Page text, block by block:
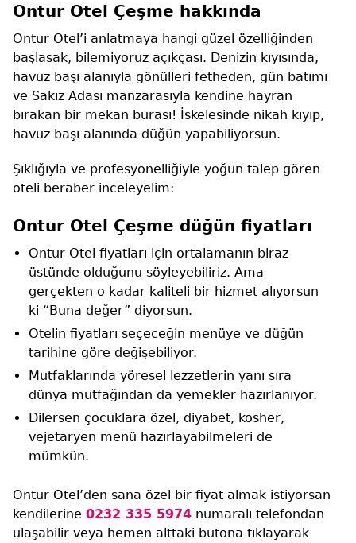
Ontur Otel Çeşme hakkında
Ontur Otel’i anlatmaya hangi güzel özelliğinden
başlasak, bilemiyoruz açıkçası. Denizin kıyısında,
havuz başı alanıyla gönülleri fetheden, gün batımı
ve Sakız Adası manzarasıyla kendine hayran
bırakan bir mekan burası! İskelesinde nikah kıyıp,
havuz başı alanında düğün yapabiliyorsun.
Şıklığıyla ve profesyonelliğiyle yoğun talep gören
oteli beraber inceleyelim:
Ontur Otel Çeşme düğün fiyatları
Ontur Otel fiyatları için ortalamanın biraz
üstünde olduğunu söyleyebiliriz. Ama
gerçekten o kadar kaliteli bir hizmet alıyorsun
ki “Buna değer” diyorsun.
Otelin fiyatları seçeceğin menüye ve düğün
tarihine göre değişebiliyor.
Mutfaklarında yöresel lezzetlerin yanı sıra
dünya mutfağından da yemekler hazırlanıyor.
Dilersen çocuklara özel, diyabet, kosher,
vejetaryen menü hazırlayabilmeleri de
mümkün.
Ontur Otel’den sana özel bir fiyat almak istiyorsan
kendilerine 0232 335 5974 numaralı telefondan
ulaşabilir veya hemen alttaki butona tıklayarak